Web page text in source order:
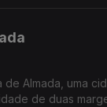
de Almada, uma
de duas